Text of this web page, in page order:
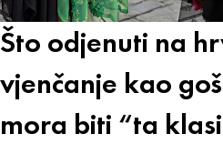
Što odjenuti na
vjenčanje kao
mora biti “ta